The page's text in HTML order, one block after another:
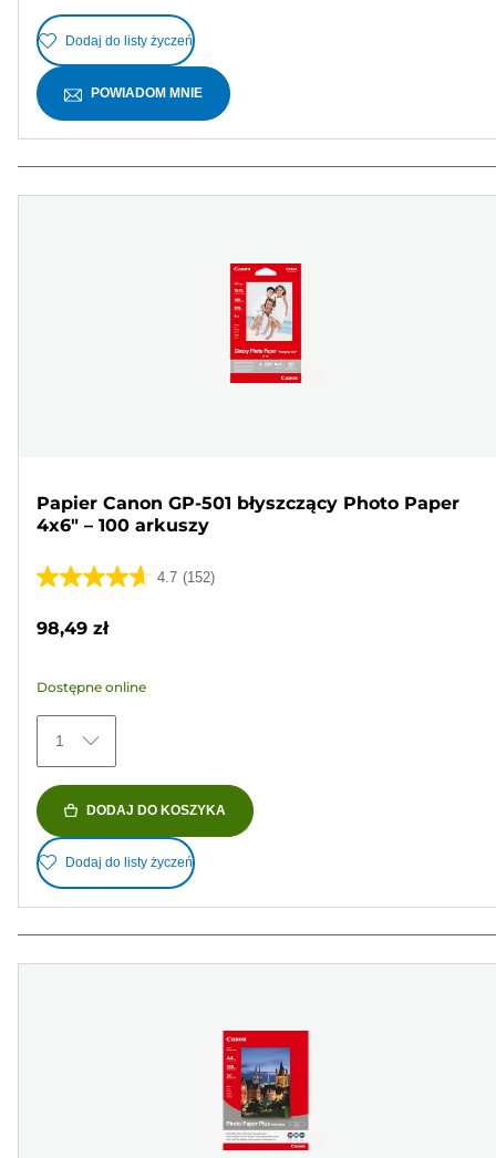
Dodaj do listy życzeń
POWIADOM MNIE
Papier Canon GP-501 błyszczący Photo Paper
4x6" – 100 arkuszy
4.7 (152)
4.7
5
152
Recenzji
98,49 zł
Dostępne online
1
DODAJ DO KOSZYKA
Dodaj do listy życzeń